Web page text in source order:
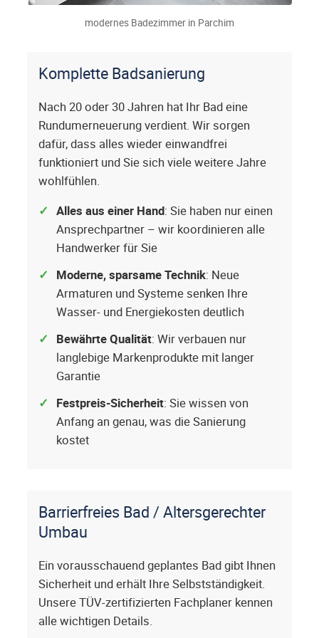
modernes Badezimmer in Parchim
Komplette Badsanierung
Nach 20 oder 30 Jahren hat Ihr Bad eine
Rundumerneuerung verdient. Wir sorgen
dafür, dass alles wieder einwandfrei
funktioniert und Sie sich viele weitere Jahre
wohlfühlen.
Alles aus einer Hand: Sie haben nur einen
Ansprechpartner – wir koordinieren alle
Handwerker für Sie
Moderne, sparsame Technik: Neue
Armaturen und Systeme senken Ihre
Wasser- und Energiekosten deutlich
Bewährte Qualität: Wir verbauen nur
langlebige Markenprodukte mit langer
Garantie
Festpreis-Sicherheit: Sie wissen von
Anfang an genau, was die Sanierung
kostet
Barrierfreies Bad / Altersgerechter
Umbau
Ein vorausschauend geplantes Bad gibt Ihnen
Sicherheit und erhält Ihre Selbstständigkeit.
Unsere TÜV-zertifizierten Fachplaner kennen
alle wichtigen Details.